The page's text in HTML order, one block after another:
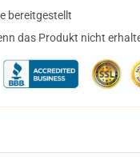
bereitgestellt
das Produkt nicht